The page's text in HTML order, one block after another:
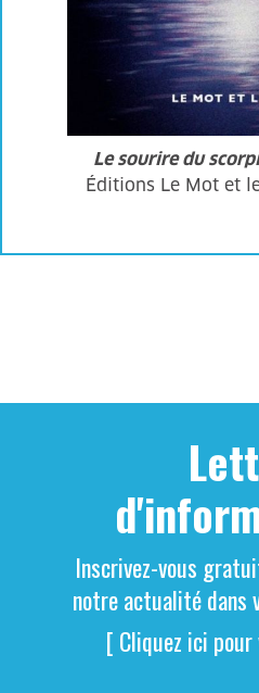
Le sourire du
Éditions Le Mot et
Inscrivez-vous
notre actualité dans
[ Cliquez ici